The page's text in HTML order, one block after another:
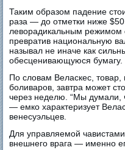
Таким образом падение
раза — до отметки ниже
леворадикальным режимом
превратив национальную
называл не иначе как
обесценивающуюся бумагу.
По словам Веласкес, товар,
боливаров, завтра может
через неделю. “Мы думали,
— емко характеризует
венесуэльцев.
Для управляемой
внешнего врага — именно